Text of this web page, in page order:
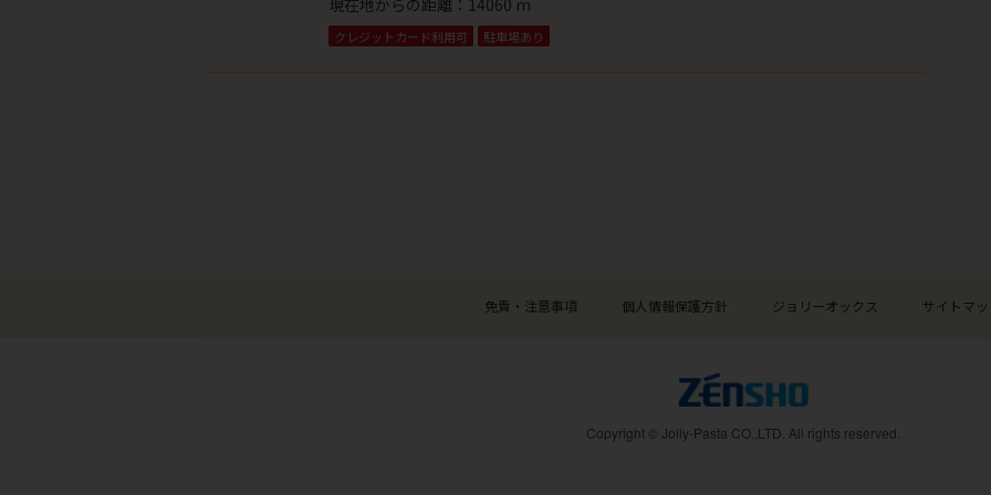
現在地からの距離： 14060 m
クレジットカード利用可 駐車場あり
免責・注意事項 個人情報保護方針 ジョリーオックス サイトマ
Copyright © Jolly-Pasta CO.,LTD. All rights reserved.